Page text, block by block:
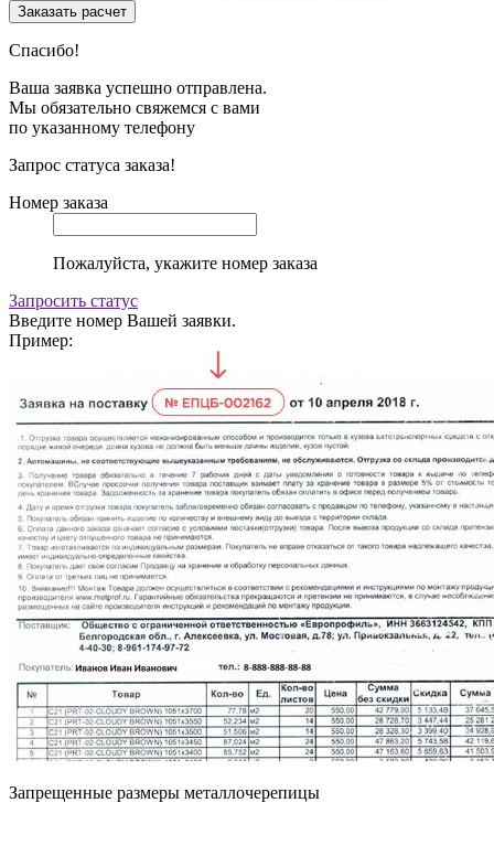
Спасибо!
Ваша заявка успешно отправлена.
Мы обязательно свяжемся с вами
по указанному телефону
Запрос статуса заказа!
Номер заказа
Пожалуйста, укажите номер заказа
Запросить статус
Введите номер Вашей заявки.
Пример:
Запрещенные размеры металлочерепицы